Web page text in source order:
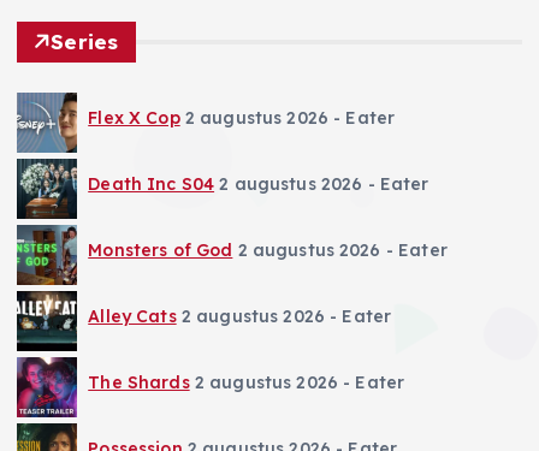
Series
Flex X Cop 2 augustus 2026 - Eater
Death Inc S04 2 augustus 2026 - Eater
Monsters of God 2 augustus 2026 - Eater
Alley Cats 2 augustus 2026 - Eater
The Shards 2 augustus 2026 - Eater